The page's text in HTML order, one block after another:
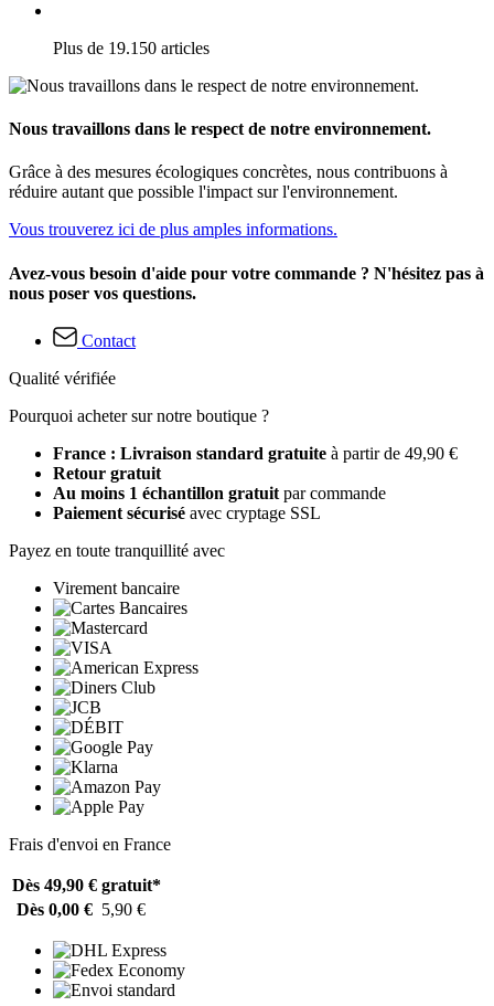
Plus de 19.150 articles
Nous travaillons dans le respect de notre environnement.
Grâce à des mesures écologiques concrètes, nous contribuons à
réduire autant que possible l'impact sur l'environnement.
Vous trouverez ici de plus amples informations.
Avez-vous besoin d'aide pour votre commande ? N'hésitez pas à
nous poser vos questions.
Contact
Qualité vérifiée
Pourquoi acheter sur notre boutique ?
France : Livraison standard gratuite à partir de 49,90 €
Retour gratuit
Au moins 1 échantillon gratuit par commande
Paiement sécurisé avec cryptage SSL
Payez en toute tranquillité avec
Virement bancaire
Frais d'envoi en France
Dès 49,90 € gratuit*
Dès 0,00 € 5,90 €